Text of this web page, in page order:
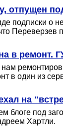
отпущен
подписки о
в ремонт.
в один из
на
блоге под
Хартли.